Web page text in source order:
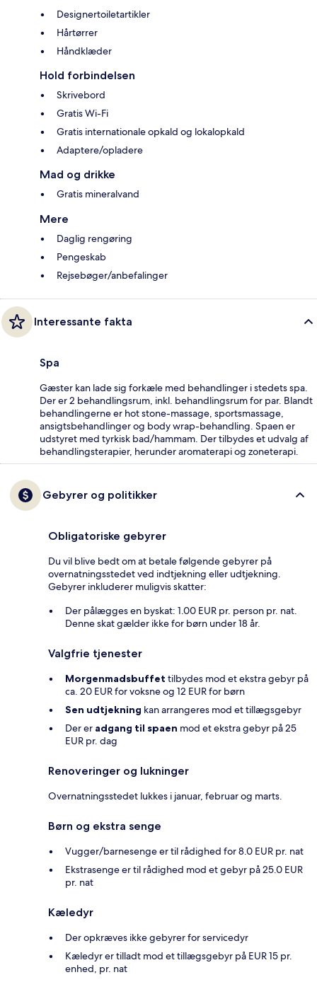
Designertoiletartikler
Hårtørrer
Håndklæder
Hold forbindelsen
Skrivebord
Gratis Wi-Fi
Gratis internationale opkald og lokalopkald
Adaptere/opladere
Mad og drikke
Gratis mineralvand
Mere
Daglig rengøring
Pengeskab
Rejsebøger/anbefalinger
Interessante fakta
Spa
Gæster kan lade sig forkæle med behandlinger i stedets spa.
Der er 2 behandlingsrum, inkl. behandlingsrum for par. Blandt
behandlingerne er hot stone-massage, sportsmassage,
ansigtsbehandlinger og body wrap-behandling. Spaen er
udstyret med tyrkisk bad/hammam. Der tilbydes et udvalg af
behandlingsterapier, herunder aromaterapi og zoneterapi.
Gebyrer og politikker
Obligatoriske gebyrer
Du vil blive bedt om at betale følgende gebyrer på
overnatningsstedet ved indtjekning eller udtjekning.
Gebyrer inkluderer muligvis skatter:
Der pålægges en byskat: 1.00 EUR pr. person pr. nat.
Denne skat gælder ikke for børn under 18 år.
Valgfrie tjenester
Morgenmadsbuffet tilbydes mod et ekstra gebyr på
ca. 20 EUR for voksne og 12 EUR for børn
Sen udtjekning kan arrangeres mod et tillægsgebyr
Der er adgang til spaen mod et ekstra gebyr på 25
EUR pr. dag
Renoveringer og lukninger
Overnatningsstedet lukkes i januar, februar og marts.
Børn og ekstra senge
Vugger/barnesenge er til rådighed for 8.0 EUR pr. nat
Ekstrasenge er til rådighed mod et gebyr på 25.0 EUR
pr. nat
Kæledyr
Der opkræves ikke gebyrer for servicedyr
Kæledyr er tilladt mod et tillægsgebyr på EUR 15 pr.
enhed, pr. nat